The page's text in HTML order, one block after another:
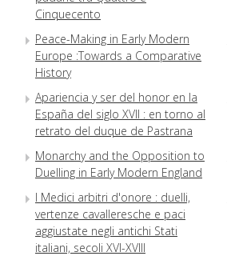
Cinquecento
Peace-Making in Early Modern
Europe :Towards a Comparative
History
Apariencia y ser del honor en la
España del siglo XVII : en torno al
retrato del duque de Pastrana
Monarchy and the Opposition to
Duelling in Early Modern England
I Medici arbitri d'onore : duelli,
vertenze cavalleresche e paci
aggiustate negli antichi Stati
italiani, secoli XVI-XVIII